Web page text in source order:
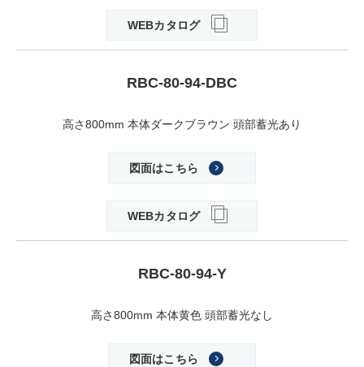
WEBカタログ
RBC-80-94-DBC
高さ800mm 本体ダークブラウン 頭部蓄光あり
図面はこちら
WEBカタログ
RBC-80-94-Y
高さ800mm 本体黄色 頭部蓄光なし
図面はこちら